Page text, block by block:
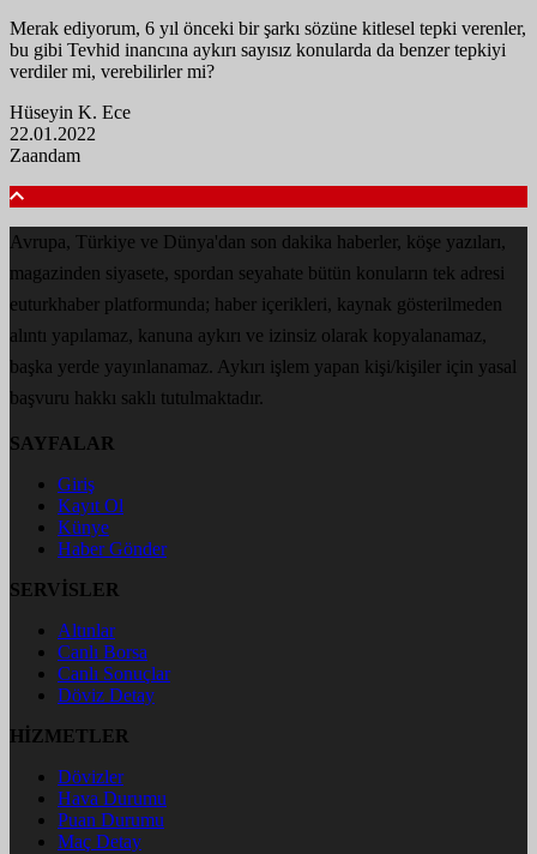
Merak ediyorum, 6 yıl önceki bir şarkı sözüne kitlesel tepki verenler,
bu gibi Tevhid inancına aykırı sayısız konularda da benzer tepkiyi
verdiler mi, verebilirler mi?
Hüseyin K. Ece
22.01.2022
Zaandam
Avrupa, Türkiye ve Dünya'dan son dakika haberler, köşe yazıları,
magazinden siyasete, spordan seyahate bütün konuların tek adresi
euturkhaber platformunda; haber içerikleri, kaynak gösterilmeden
alıntı yapılamaz, kanuna aykırı ve izinsiz olarak kopyalanamaz,
başka yerde yayınlanamaz. Aykırı işlem yapan kişi/kişiler için yasal
başvuru hakkı saklı tutulmaktadır.
SAYFALAR
Giriş
Kayıt Ol
Künye
Haber Gönder
SERVİSLER
Altınlar
Canlı Borsa
Canlı Sonuçlar
Döviz Detay
HİZMETLER
Dövizler
Hava Durumu
Puan Durumu
Maç Detay